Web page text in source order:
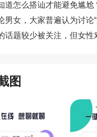
道怎么搭讪才能避免尴
男女，大家普遍认为讨论
话题较少被关注，但女性
图